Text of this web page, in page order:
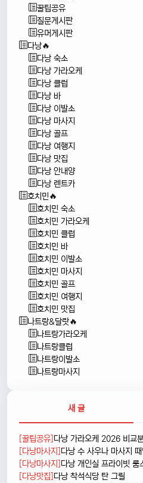
꿀팁공유
질문게시판
유머게시판
다낭🔥
다낭 숙소
다낭 가라오케
다낭 클럽
다낭 바
다낭 이발소
다낭 마사지
다낭 골프
다낭 여행지
다낭 맛집
다낭 안내양
다낭 렌트카
호치민🔥
호치민 숙소
호치민 가라오케
호치민 클럽
호치민 바
호치민 이발소
호치민 마사지
호치민 골프
호치민 여행지
호치민 맛집
나트랑&달랏🔥
나트랑가라오케
나트랑클럽
나트랑이발소
나트랑마사지
새 글
[꿀팁공유]다낭 가라오케 2026 비교
[다낭마사지]다낭 수 사우나 마사지
[다낭마사지]다낭 개인실 프라이빗 룸
[다낭맛집]다낭 착석식당 탄 그릴